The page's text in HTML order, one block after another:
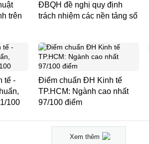
trên
ĐBQH đề nghị quy định
trách nhiệm các nền tảng số
tế -
100
Điểm chuẩn ĐH Kinh tế
TP.HCM: Ngành cao nhất
97/100 điểm
Xem thêm